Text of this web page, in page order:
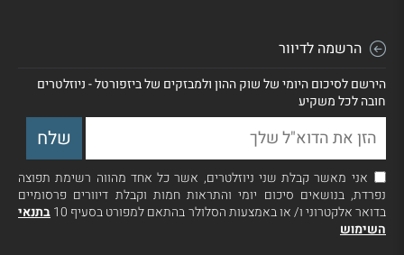
הרשמה לדיוור
הירשם לסיכום היומי של שוק ההון ולמבזקים של ביזפורטל - ניוזלטרים
חובה לכל משקיע
אני מאשר קבלת שני ניוזלטרים, אשר כל אחד מהווה רשימת תפוצה
נפרדת, בנושאים סיכום יומי והתראות חמות וקבלת דיוורים פרסומיים
בדואר אלקטרוני ו/ או באמצעות הסלולר בהתאם למפורט בסעיף 10
בתנאי
השימוש